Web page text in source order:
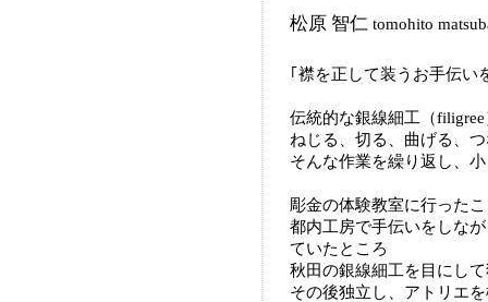
松原 智仁 tomohito
｢襟を正して装うお手伝い
伝統的な銀線細工（
ねじる、切る、曲げる、
そんな作業を繰り返し、
彫金の体験教室に行った
都内工房で手伝いをしな
ていたところ
秋田の銀線細工を目にし
その後独立し、アトリエ